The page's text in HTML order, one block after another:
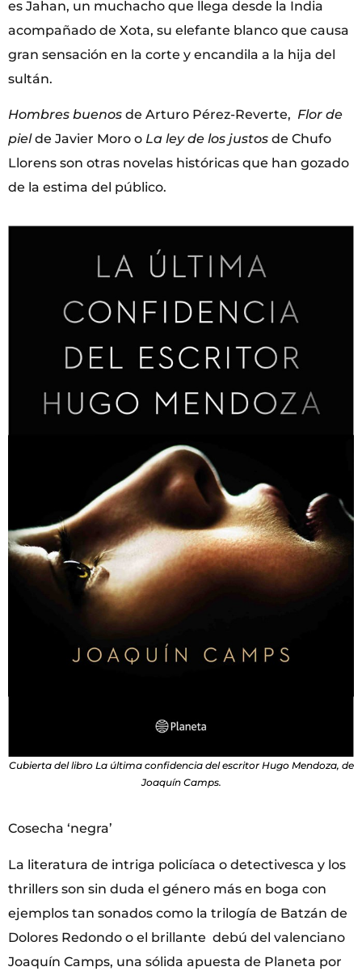
es Jahan, un muchacho que llega desde la India
acompañado de Xota, su elefante blanco que causa
gran sensación en la corte y encandila a la hija del
sultán.
Hombres buenos de Arturo Pérez-Reverte, Flor de
pielde Javier Moro o La ley de los justos de Chufo
Llorens son otras novelas históricas que han gozado
de la estima del público.
Cubierta del libro La última confidencia del escritor Hugo Mendoza, de
Joaquín Camps.
Cosecha ‘negra’
La literatura de intriga policíaca o detectivesca y los
thrillers son sin duda el género más en boga con
ejemplos tan sonados como la trilogía de Batzán de
Dolores Redondo o el brillante debú del valenciano
Joaquín Camps, una sólida apuesta de Planeta por